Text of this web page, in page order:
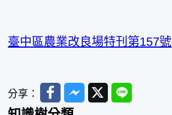
臺中區農業改良場特刊第157號
分享： FacebookMessenger
TwitterLine